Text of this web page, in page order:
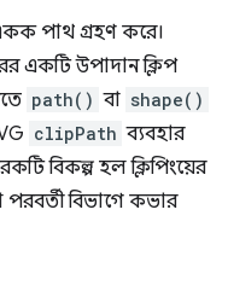
পাথ গ্রহণ করে।
একটি উপাদান ক্লিপ
path() বা shape()
clipPath ব্যবহার
বিকল্প হল ক্লিপিংয়ের
পরবর্তী বিভাগে কভার